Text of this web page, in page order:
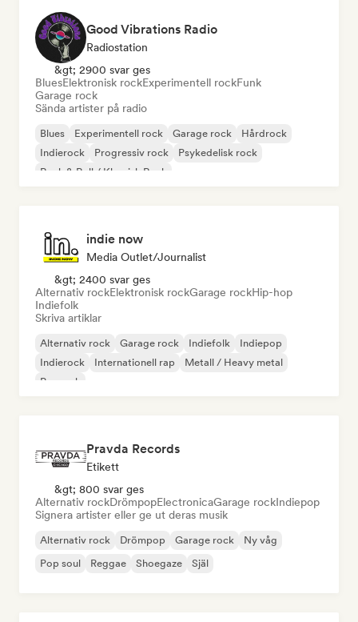
Good Vibrations Radio
Radiostation
&gt; 2900 svar ges
BluesElektronisk rockExperimentell rockFunk
Garage rock
Sända artister på radio
Blues Experimentell rock Garage rock
Hårdrock
Indierock
Progressiv rock
Psykedelisk rock
Rock & Roll / Klassisk Rock
indie now
Media Outlet/Journalist
&gt; 2400 svar ges
Alternativ rockElektronisk rockGarage rockHip-hop
Indiefolk
Skriva artiklar
Alternativ rock Garage rock Indiefolk
Indiepop
Indierock
Internationell rap
Metall / Heavy metal
Poprock
Pravda Records
Etikett
&gt; 800 svar ges
Alternativ rockDrömpopElectronicaGarage rockIndiepop
Signera artister eller ge ut deras musik
Alternativ rock Drömpop Garage rock
Ny våg
Pop soul
Reggae Shoegaze Själ